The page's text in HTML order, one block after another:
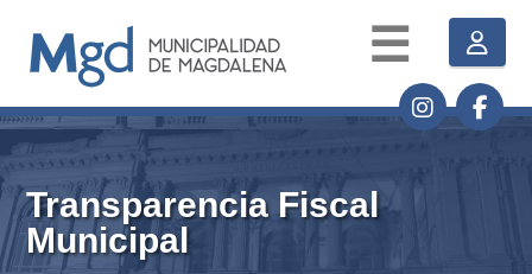
☰
Transparencia Fiscal
Municipal